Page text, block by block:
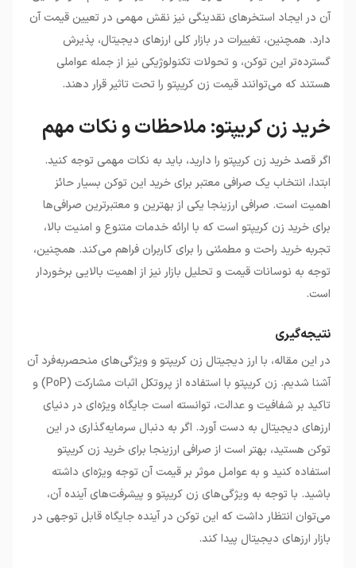
آن در ایجاد استخرهای نقدینگی نیز نقش مهمی در تعیین قیمت آن
دارد. همچنین، تغییرات در بازار کلی ارزهای دیجیتال، پذیرش
گسترده‌تر این توکن، و تحولات تکنولوژیکی نیز از جمله عواملی
هستند که می‌توانند قیمت زن کریپتو را تحت تاثیر قرار دهند.
خرید زن کریپتو: ملاحظات و نکات مهم
اگر قصد خرید زن کریپتو را دارید، باید به نکات مهمی توجه کنید.
ابتدا، انتخاب یک صرافی معتبر برای خرید این توکن بسیار حائز
اهمیت است. صرافی ارزینجا یکی از بهترین و معتبرترین صرافی‌ها
برای خرید زن کریپتو است که با ارائه خدمات متنوع و امنیت بالا،
تجربه خرید راحت و مطمئنی را برای کاربران فراهم می‌کند. همچنین،
توجه به نوسانات قیمت و تحلیل بازار نیز از اهمیت بالایی برخوردار
است.
نتیجه‌گیری
در این مقاله، با ارز دیجیتال زن کریپتو و ویژگی‌های منحصربه‌فرد آن
آشنا شدیم. زن کریپتو با استفاده از پروتکل اثبات مشارکت (PoP) و
تاکید بر شفافیت و عدالت، توانسته است جایگاه ویژه‌ای در دنیای
ارزهای دیجیتال به دست آورد. اگر به دنبال سرمایه‌گذاری در این
توکن هستید، بهتر است از صرافی ارزینجا برای خرید زن کریپتو
استفاده کنید و به عوامل موثر بر قیمت آن توجه ویژه‌ای داشته
باشید. با توجه به ویژگی‌های زن کریپتو و پیشرفت‌های آینده آن،
می‌توان انتظار داشت که این توکن در آینده جایگاه قابل توجهی در
بازار ارزهای دیجیتال پیدا کند.